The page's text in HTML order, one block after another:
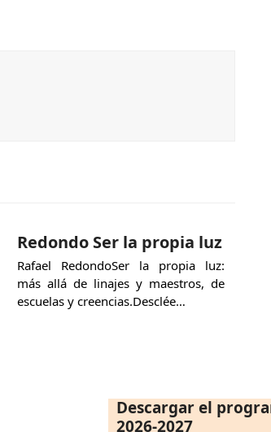
Redondo Ser la propia luz
Rafael RedondoSer la propia luz:
más allá de linajes y maestros, de
escuelas y creencias.Desclée…
Descargar el
2026-2027